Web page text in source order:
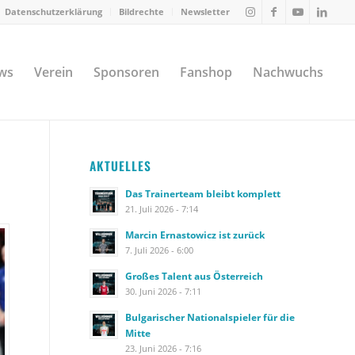
Datenschutzerklärung Bildrechte Newsletter
Verein Sponsoren Fanshop Nachwuchs
AKTUELLES
Das Trainerteam bleibt komplett
21. Juli 2026 - 7:14
Marcin Ernastowicz ist zurück
7. Juli 2026 - 6:00
Großes Talent aus Österreich
30. Juni 2026 - 7:11
Bulgarischer Nationalspieler für die
Mitte
23. Juni 2026 - 7:16